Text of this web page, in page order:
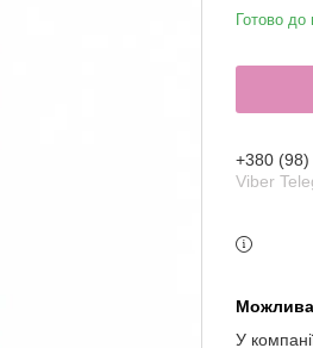
Готово до
+380
Viber
У